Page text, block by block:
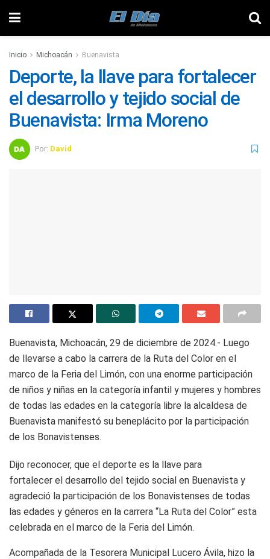
Inicio Michoacán Buenavista
Deporte, la llave para fortalecer
el desarrollo y tejido social de
Buenavista: Irma Moreno
Por: David
Buenavista, Michoacán, 29 de diciembre de 2024.- Luego
de llevarse a cabo la carrera de la Ruta del Color en el
marco de la Feria del Limón, con una enorme participación
de niños y niñas en la categoría infantil y mujeres y hombres
de todas las edades en la categoría libre la alcaldesa de
Buenavista manifestó su beneplácito por la participación
de los Bonavistenses.
Dijo reconocer, que el deporte es la llave para
fortalecer el desarrollo del tejido social en Buenavista y
agradeció la participación de los Bonavistenses de todas
las edades y géneros en la carrera “La Ruta del Color” esta
celebrada en el marco de la Feria del Limón.
Acompañada de la Tesorera Municipal Lucero Ávila, hizo la